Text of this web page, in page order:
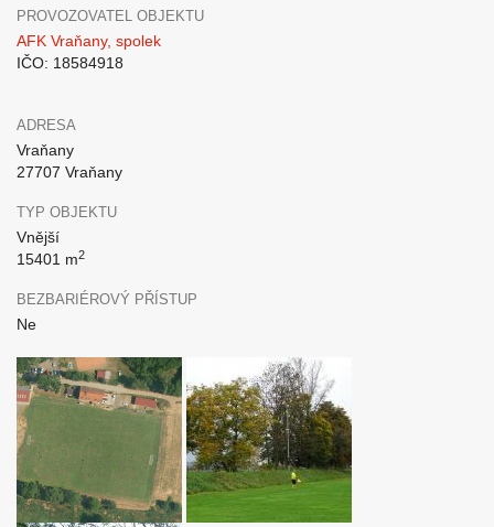
PROVOZOVATEL OBJEKTU
AFK Vraňany, spolek
IČO: 18584918
ADRESA
Vraňany
27707 Vraňany
TYP OBJEKTU
Vnější
15401 m2
BEZBARIÉROVÝ PŘÍSTUP
Ne